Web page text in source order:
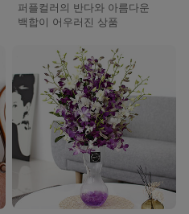
퍼플컬러의 반다와 아름다운
백합이 어우러진 상품